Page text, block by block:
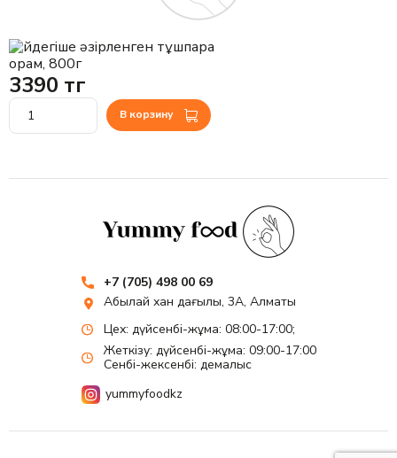
орам, 800г
3390 тг
В корзину
+7 (705) 498 00 69
Абылай хан даңғылы, 3А, Алматы
Цех: дүйсенбі-жұма: 08:00-17:00;
Жеткізу: дүйсенбі-жұма: 09:00-17:00
Сенбі-жексенбі: демалыс
yummyfoodkz